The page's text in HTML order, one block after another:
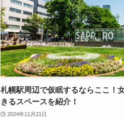
札幌駅周辺で仮眠するならここ！
きるスペースを紹介！
2024年11月21日